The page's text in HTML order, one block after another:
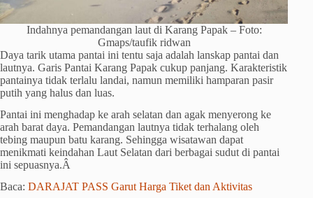
Indahnya pemandangan laut di Karang Papak – Foto:
Gmaps/taufik ridwan
Daya tarik utama pantai ini tentu saja adalah lanskap pantai dan
lautnya. Garis Pantai Karang Papak cukup panjang. Karakteristik
pantainya tidak terlalu landai, namun memiliki hamparan pasir
putih yang halus dan luas.
Pantai ini menghadap ke arah selatan dan agak menyerong ke
arah barat daya. Pemandangan lautnya tidak terhalang oleh
tebing maupun batu karang. Sehingga wisatawan dapat
menikmati keindahan Laut Selatan dari berbagai sudut di pantai
ini sepuasnya.Â
Baca: DARAJAT PASS Garut Harga Tiket dan Aktivitas